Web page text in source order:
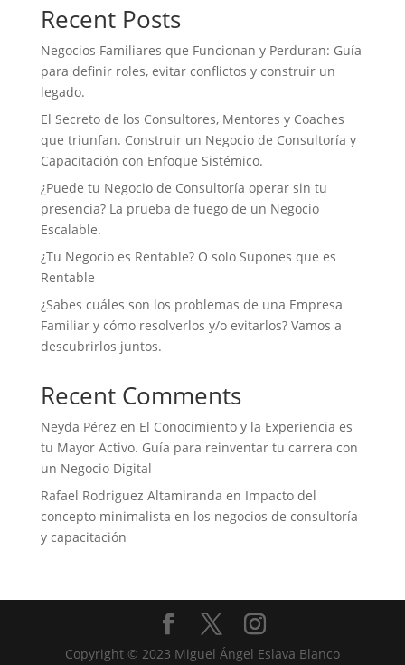
Recent Posts
Negocios Familiares que Funcionan y Perduran: Guía
para definir roles, evitar conflictos y construir un
legado.
El Secreto de los Consultores, Mentores y Coaches
que triunfan. Construir un Negocio de Consultoría y
Capacitación con Enfoque Sistémico.
¿Puede tu Negocio de Consultoría operar sin tu
presencia? La prueba de fuego de un Negocio
Escalable.
¿Tu Negocio es Rentable? O solo Supones que es
Rentable
¿Sabes cuáles son los problemas de una Empresa
Familiar y cómo resolverlos y/o evitarlos? Vamos a
descubrirlos juntos.
Recent Comments
Neyda Pérez en El Conocimiento y la Experiencia es
tu Mayor Activo. Guía para reinventar tu carrera con
un Negocio Digital
Rafael Rodriguez Altamiranda en Impacto del
concepto minimalista en los negocios de consultoría
y capacitación
Copyright © 2023 Miguel Ángel Eslava Blanco